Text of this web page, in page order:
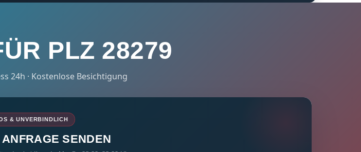
PLZ 28279
24h · Kostenlose Besichtigung
& UNVERBINDLICH
SENDEN